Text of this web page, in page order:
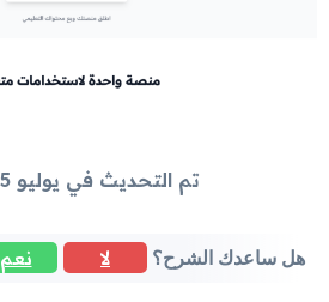
تم التحديث في يوليو 15, 2024
هل ساعدك الشرح؟ لا نعم